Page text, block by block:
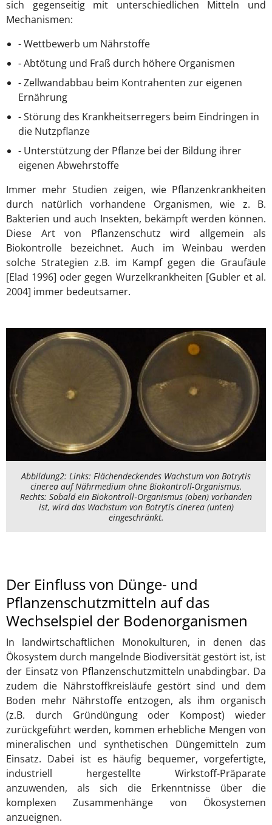
sich gegenseitig mit unterschiedlichen Mitteln und
Mechanismen:
- Wettbewerb um Nährstoffe
- Abtötung und Fraß durch höhere Organismen
- Zellwandabbau beim Kontrahenten zur eigenen
Ernährung
- Störung des Krankheitserregers beim Eindringen in
die Nutzpflanze
- Unterstützung der Pflanze bei der Bildung ihrer
eigenen Abwehrstoffe
Immer mehr Studien zeigen, wie Pflanzenkrankheiten
durch natürlich vorhandene Organismen, wie z. B.
Bakterien und auch Insekten, bekämpft werden können.
Diese Art von Pflanzenschutz wird allgemein als
Biokontrolle bezeichnet. Auch im Weinbau werden
solche Strategien z.B. im Kampf gegen die Graufäule
[Elad 1996] oder gegen Wurzelkrankheiten [Gubler et al.
2004] immer bedeutsamer.
Abbildung2: Links: Flächendeckendes Wachstum von Botrytis
cinerea auf Nährmedium ohne Biokontroll-Organismus.
Rechts: Sobald ein Biokontroll‐Organismus (oben) vorhanden
ist, wird das Wachstum von Botrytis cinerea (unten)
eingeschränkt.
Der Einfluss von Dünge- und
Pflanzenschutzmitteln auf das
Wechselspiel der Bodenorganismen
In landwirtschaftlichen Monokulturen, in denen das
Ökosystem durch mangelnde Biodiversität gestört ist, ist
der Einsatz von Pflanzenschutzmitteln unabdingbar. Da
zudem die Nährstoffkreisläufe gestört sind und dem
Boden mehr Nährstoffe entzogen, als ihm organisch
(z.B. durch Gründüngung oder Kompost) wieder
zurückgeführt werden, kommen erhebliche Mengen von
mineralischen und synthetischen Düngemitteln zum
Einsatz. Dabei ist es häufig bequemer, vorgefertigte,
industriell hergestellte Wirkstoff-Präparate
anzuwenden, als sich die Erkenntnisse über die
komplexen Zusammenhänge von Ökosystemen
anzueignen.